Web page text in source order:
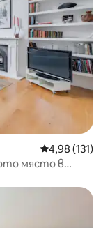
Средна
4,98 (131)
място в